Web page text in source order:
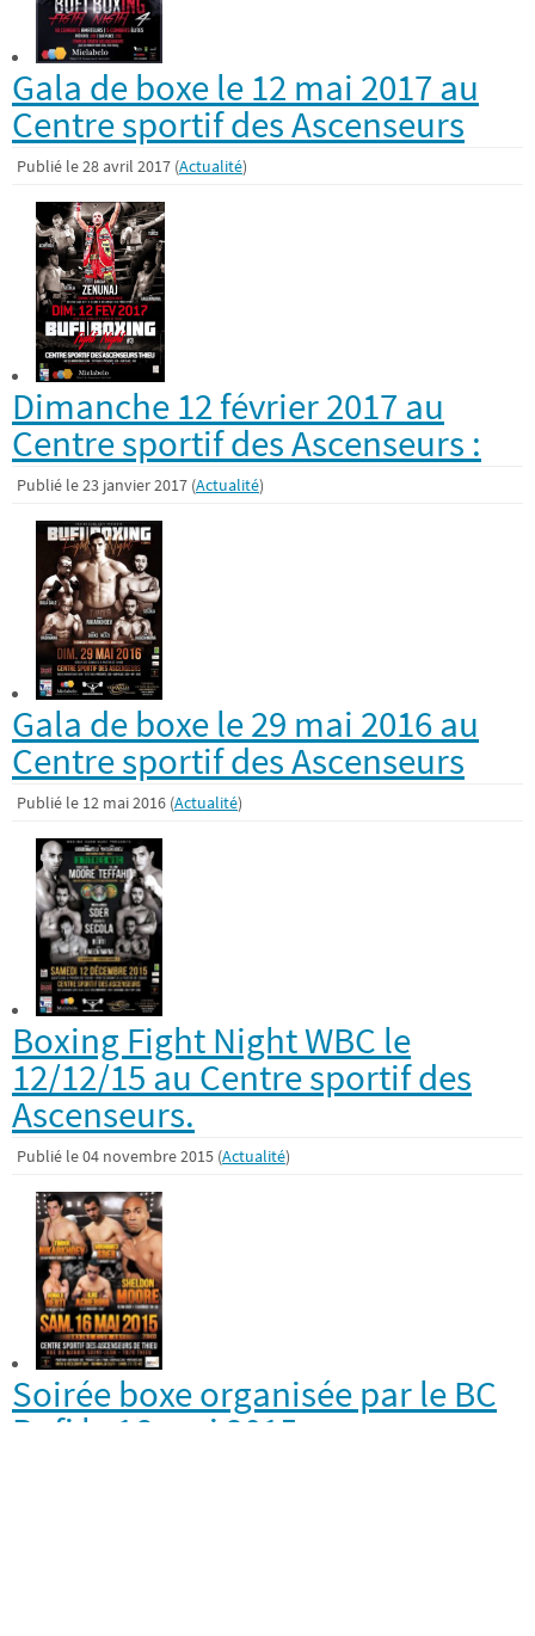
Gala de boxe le 12 mai 2017 au
Centre sportif des Ascenseurs
Publié le 28 avril 2017 (Actualité)
Dimanche 12 février 2017 au
Centre sportif des Ascenseurs :
Publié le 23 janvier 2017 (Actualité)
Gala de boxe le 29 mai 2016 au
Centre sportif des Ascenseurs
Publié le 12 mai 2016 (Actualité)
Boxing Fight Night WBC le
12/12/15 au Centre sportif des
Ascenseurs.
Publié le 04 novembre 2015 (Actualité)
Soirée boxe organisée par le BC
Bufi le 16 mai 2015